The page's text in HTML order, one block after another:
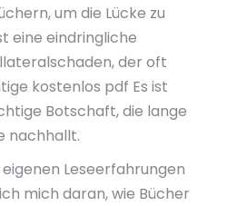
um die Lücke zu
eine eindringliche
der oft
kostenlos pdf Es ist
Botschaft, die lange
nachhallt.
Leseerfahrungen
mich daran, wie Bücher